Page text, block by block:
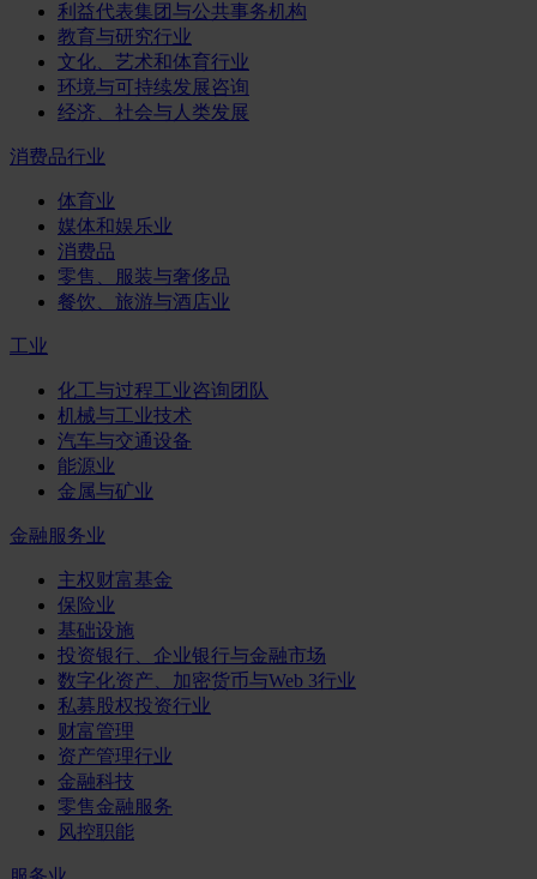
利益代表集团与公共事务机构
教育与研究行业
文化、艺术和体育行业
环境与可持续发展咨询
经济、社会与人类发展
消费品行业
体育业
媒体和娱乐业
消费品
零售、服装与奢侈品
餐饮、旅游与酒店业
工业
化工与过程工业咨询团队
机械与工业技术
汽车与交通设备
能源业
金属与矿业
金融服务业
主权财富基金
保险业
基础设施
投资银行、企业银行与金融市场
数字化资产、加密货币与Web 3行业
私募股权投资行业
财富管理
资产管理行业
金融科技
零售金融服务
风控职能